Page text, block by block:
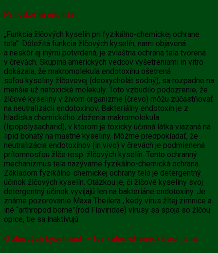
Prirodzená imunita
„Funkcia žlčových kyselín pri fyzikálno-chemickej ochrane
tela“. Dôležitá funkcia žlčových kyselín, nami objavená
a neskôr aj inými potvrdená, je zvláštna ochrana tela tvorená
v črevách. Skupina amerických vedcov vyšetreniami in vitro
dokázala, že makromolekula endotoxínu ošetrená
soľou kyseliny žlčovovej (deoxycholát sodný), sa rozpadne na
menšie už netoxické molekuly. Toto vzbudilo podozrenie, že
žlčové kyseliny v živom organizme (črevo) môžu zúčastňovať
na neutralizácii endotoxínov. Bakteriálny endotoxín je z
hladiska chemického zloženia makromolekula
(lipopolysacharid), v ktorom je toxicky účinná látka viazaná na
lipid bohatý na mastné kyseliny. Môžme predpokladať, že
neutralizácia endotoxínov (in vivo) v črevách je podmienená
prítomnosťou žlče resp. žlčových kyselín. Tento ochranný
mechanizmus tela nazývame fyzikálno-chemická ochrana.
Základom fyzikálno-chemickej ochrany tela je detergentný
účinok žlčových kyselín. Otázkou je, či žlčové kyseliny svoj
detergentný účinok vyvíjajú len na bakteriáne endotoxíny. Je
známe pozorovanie Maxa Theilera , kedy vírus žltej zimnice a
iné “arthropod borne”(rod Flaviridae) vírusy sa spoja so žlčou
opice, tie sa inaktivujú.
O žlčových kyselinách – fyzikálno-chemická ochrana